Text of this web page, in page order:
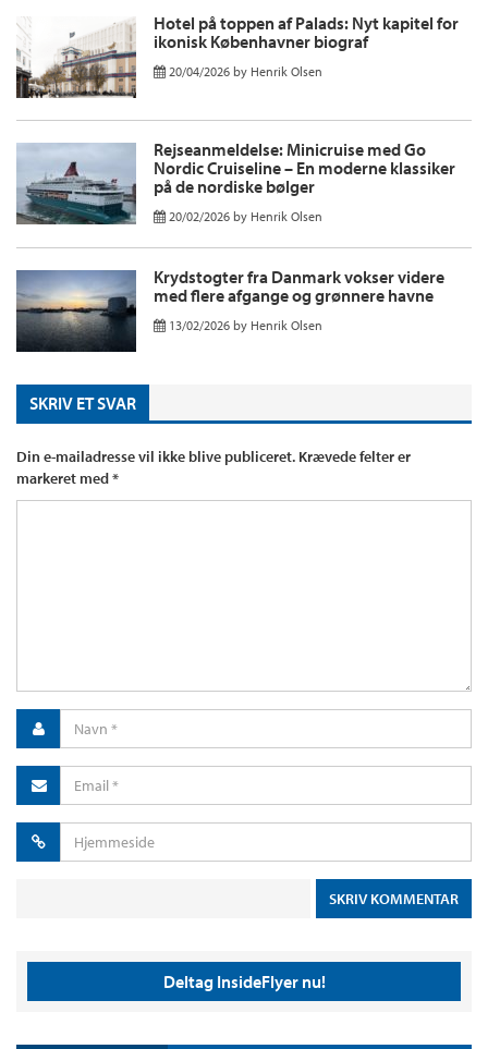
Hotel på toppen af Palads: Nyt kapitel for
ikonisk Københavner biograf
20/04/2026 by Henrik Olsen
Rejseanmeldelse: Minicruise med Go
Nordic Cruiseline – En moderne klassiker
på de nordiske bølger
20/02/2026 by Henrik Olsen
Krydstogter fra Danmark vokser videre
med flere afgange og grønnere havne
13/02/2026 by Henrik Olsen
SKRIV ET SVAR
Din e-mailadresse vil ikke blive publiceret. Krævede felter er
markeret med*
Deltag InsideFlyer nu!